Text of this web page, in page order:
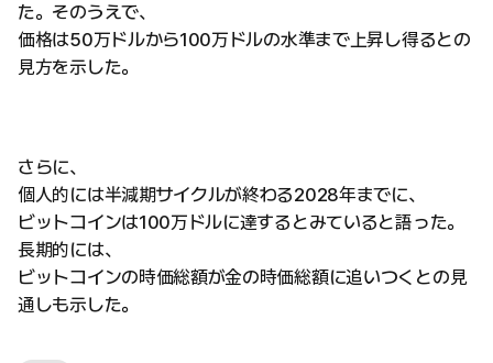
た。そのうえで、
価格は50万ドルから100万ドルの水準まで上昇し得るとの
見方を示した。
さらに、
個人的には半減期サイクルが終わる2028年までに、
ビットコインは100万ドルに達するとみていると語った。
長期的には、
ビットコインの時価総額が金の時価総額に追いつくとの見
通しも示した。